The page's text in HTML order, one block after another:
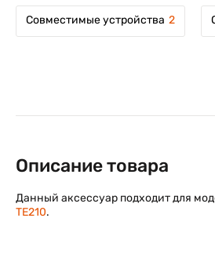
Совместимые устройства 2
Описание товара
Данный аксессуар подходит для
TE210.